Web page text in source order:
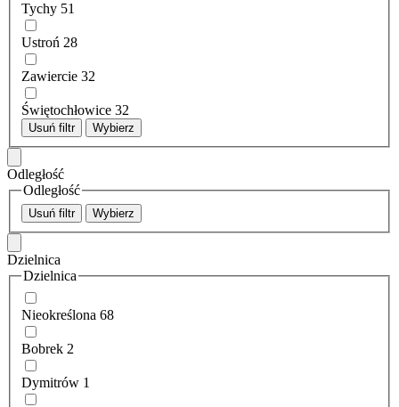
Tychy 51
Ustroń 28
Zawiercie 32
Świętochłowice 32
Usuń filtr Wybierz
Odległość
Odległość
Usuń filtr Wybierz
Dzielnica
Dzielnica
Nieokreślona 68
Bobrek 2
Dymitrów 1